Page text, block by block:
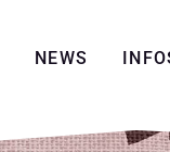
NEWS